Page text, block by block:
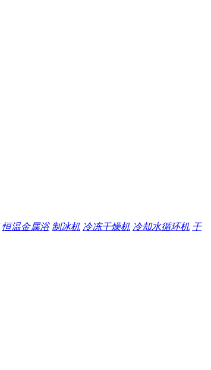
恒温金属浴 制冰机 冷冻干燥机 冷却水循环机 干